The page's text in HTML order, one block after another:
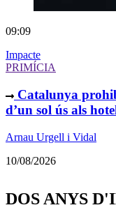
09:09
Impacte
PRIMÍCIA
Catalunya
d’un sol ús als
Arnau Urgell i Vidal
10/08/2026
DOS ANYS